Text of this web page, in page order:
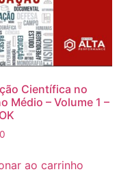
Científica no
Médio – Volume 1 –
ao carrinho